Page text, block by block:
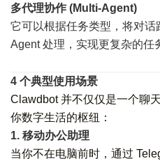
多代理协作 (Multi-Agent)
它可以根据任务类型，将对话
Agent 处理，实现更复杂的任
4 个典型使用场景
Clawdbot 并不仅仅是一个聊
你数字生活的枢纽：
1. 移动办公助理
当你不在电脑前时，通过